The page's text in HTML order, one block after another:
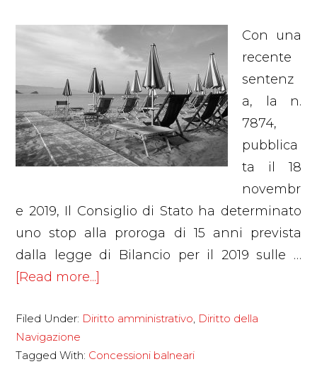
Con una
recente
sentenz
a, la n.
7874,
pubblica
ta il 18
novembr
e 2019, Il Consiglio di Stato ha determinato
uno stop alla proroga di 15 anni prevista
dalla legge di Bilancio per il 2019 sulle …
[Read more...]
balneari:
CdS
Filed Under: Diritto amministrativo, Diritto della
Navigazione
Tagged With: Concessioni balneari